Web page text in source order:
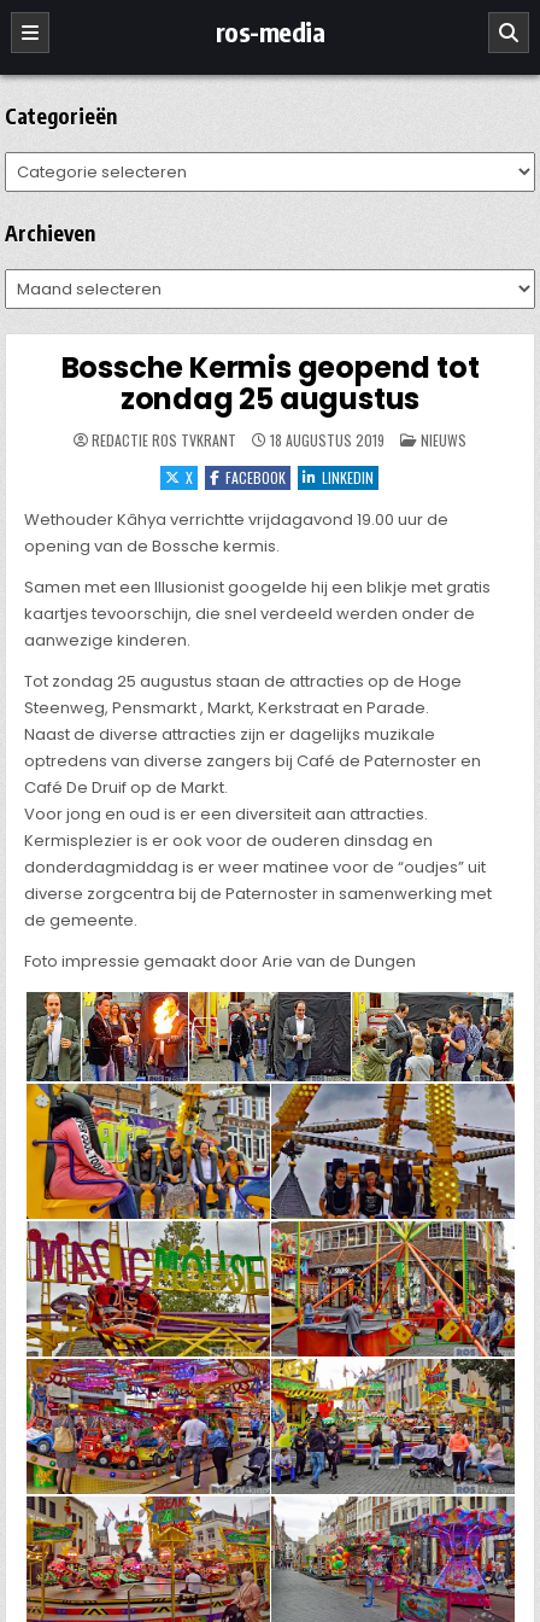
Ga
naar
de
inhoud
ros-media
Categorieën
Categorieën
Archieven
Archieven
Bossche Kermis geopend tot
zondag 25 augustus
REDACTIE ROS TVKRANT 18 AUGUSTUS 2019 GEPLAATST
IN
NIEUWS
X
FACEBOOK LINKEDIN
Wethouder Kâhya verrichtte vrijdagavond 19.00 uur de
opening van de Bossche kermis.
Samen met een Illusionist googelde hij een blikje met gratis
kaartjes tevoorschijn, die snel verdeeld werden onder de
aanwezige kinderen.
Tot zondag 25 augustus staan de attracties op de Hoge
Steenweg, Pensmarkt , Markt, Kerkstraat en Parade.
Naast de diverse attracties zijn er dagelijks muzikale
optredens van diverse zangers bij Café de Paternoster en
Café De Druif op de Markt.
Voor jong en oud is er een diversiteit aan attracties.
Kermisplezier is er ook voor de ouderen dinsdag en
donderdagmiddag is er weer matinee voor de “oudjes” uit
diverse zorgcentra bij de Paternoster in samenwerking met
de gemeente.
Foto impressie gemaakt door Arie van de Dungen